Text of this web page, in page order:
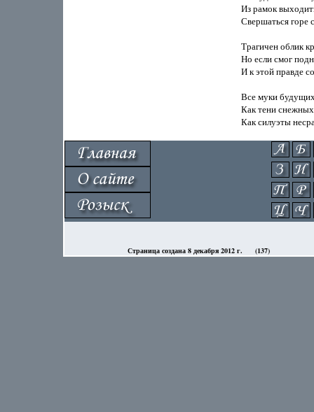
Страница создана 8 декабря 2012 г. (137)